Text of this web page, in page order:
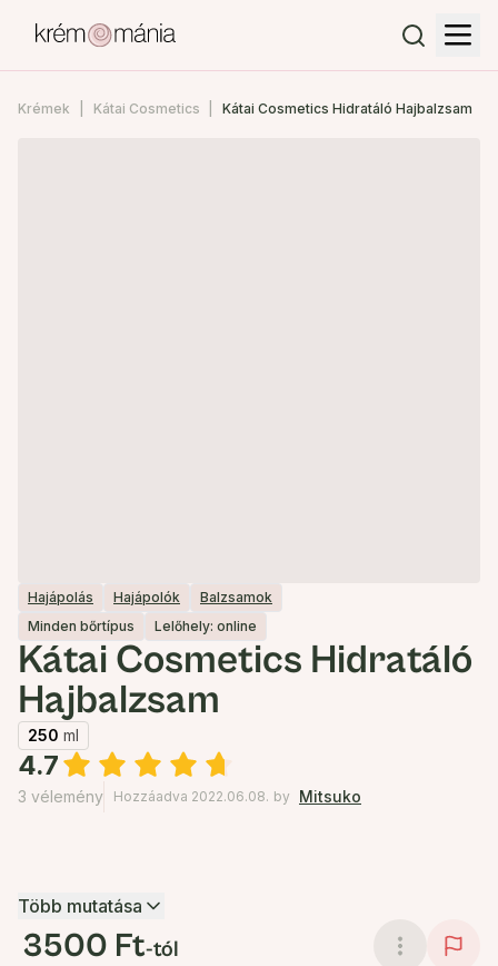
Krémek Kátai Cosmetics Kátai Cosmetics Hidratáló Hajbalzsam
Hajápolás Hajápolók
Balzsamok
Minden bőrtípus
Lelőhely: online
Kátai Cosmetics Hidratáló
Hajbalzsam
250 ml
4.7
3 vélemény Hozzáadva 2022.06.08. by Mitsuko
Több mutatása
3500 Ft-tól